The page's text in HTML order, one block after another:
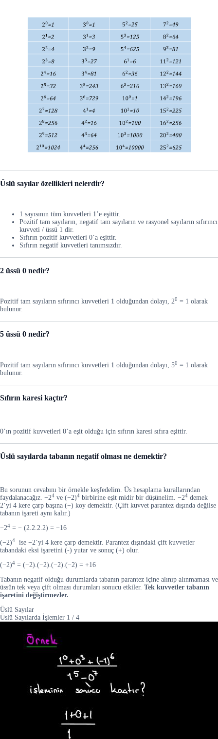
Üslü sayılar özellikleri nelerdir?
1 sayısının tüm kuvvetleri 1’e eşittir.
Pozitif tam sayıların, negatif tam sayıların ve rasyonel sayıların sıfırıncı
kuvveti / üssü 1 dir.
Sıfırın pozitif kuvvetleri 0’a eşittir.
Sıfırın negatif kuvvetleri tanımsızdır.
2 üssü 0 nedir?
Pozitif tam sayıların sıfırıncı kuvvetleri 1 olduğundan dolayı, 20 = 1 olarak
bulunur.
5 üssü 0 nedir?
Pozitif tam sayıların sıfırıncı kuvvetleri 1 olduğundan dolayı, 50 = 1 olarak
bulunur.
Sıfırın karesi kaçtır?
0’ın pozitif kuvvetleri 0’a eşit olduğu için sıfırın karesi sıfıra eşittir.
Üslü sayılarda tabanın negatif olması ne demektir?
Bu sorunun cevabını bir örnekle keşfedelim. Üs hesaplama kurallarından
faydalanacağız. −24 ve (−2)4 birbirine eşit midir bir düşünelim. −24 demek
2’yi 4 kere çarp başına (−) koy demektir. (Çift kuvvet parantez dışında değilse
tabanın işareti aynı kalır.)
−24 = − (2.2.2.2) = −16
(−2)4
ise −2’yi 4 kere çarp demektir. Parantez dışındaki çift kuvvetler
tabandaki eksi işaretini (-) yutar ve sonuç (+) olur.
(−2)4 = (−2).(−2).(−2).(−2) = +16
Tabanın negatif olduğu durumlarda tabanın parantez içine alınıp alınmaması ve
üssün tek veya çift olması durumları sonucu etkiler. Tek kuvvetler tabanın
işaretini değiştirmezler.
Üslü Sayılar
Üslü Sayılarda İşlemler 1 / 4